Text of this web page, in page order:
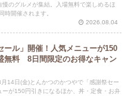
のグルメが集結。入場無料で楽しめるほ
時開催されます。
2026.08.04
ール」開催！人気メニューが150
無料 8日間限定のお得なキャン
14日(金)とんかつのかつやで「感謝祭セー
ーが150円引きになるほか、丼・定食・お弁